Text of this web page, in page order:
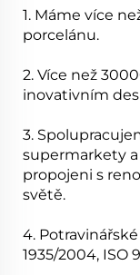
1. Máme více
porcelánu.
2. Více než
inovativním
3.
supermarkety
propojeni s
světě.
4. Potravinářské
1935/2004, ISO